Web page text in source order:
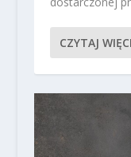
CZYTAJ